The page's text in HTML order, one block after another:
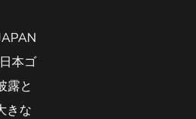
本ゴ
露と
きな